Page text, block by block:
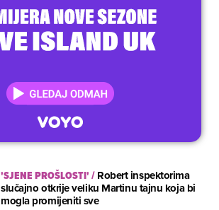
'SJENE PROŠLOSTI'/Robert inspektorima
slučajno otkrije veliku Martinu tajnu koja bi
mogla promijeniti sve